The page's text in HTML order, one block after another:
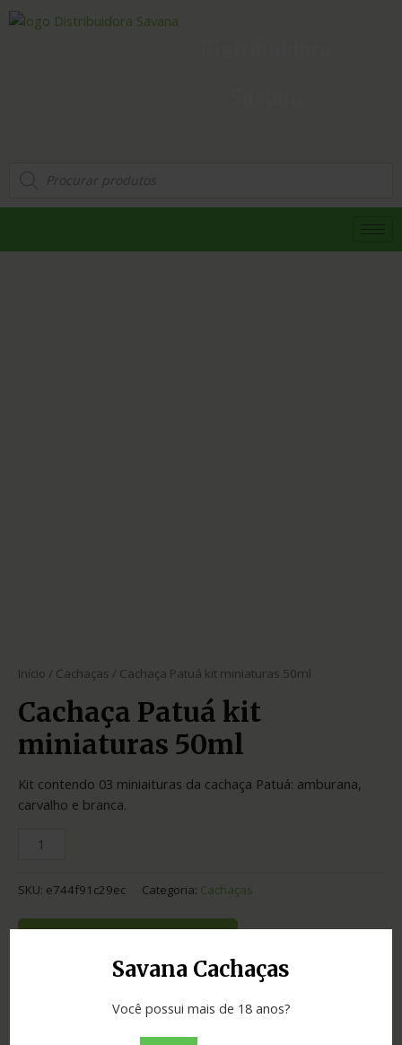
Savana Cachaças
Você possui mais de 18 anos?
Início / Cachaças / Cachaça Patuá kit miniaturas 50ml
Cachaça Patuá kit
miniaturas 50ml
Kit contendo 03 miniaituras da cachaça Patuá: amburana,
carvalho e branca.
SKU: e744f91c29ec Categoria: Cachaças